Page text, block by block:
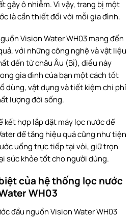
gây ô nhiễm. Vì vậy, trang bị một
là cần thiết đối với mỗi gia đình.
Vision Water WH03 mang đến
với những công nghệ và vật liệu
đến từ châu Âu (Bỉ), điều này
gia đình của bạn một cách tốt
dùng, vật dụng và tiết kiệm chi phí
lượng đời sống.
hợp lắp đặt máy lọc nước để
để tăng hiệu quả cũng như tiện
uống trực tiếp tại vòi, giữ trọn
sức khỏe tốt cho người dùng.
của hệ thống lọc nước
WH03
đầu nguồn Vision Water WH03